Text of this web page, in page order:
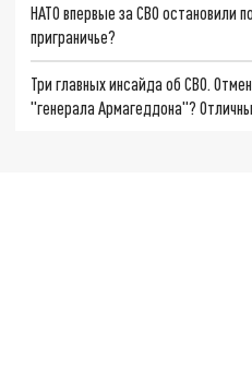
НАТО впервые за СВО остановили
приграничье?
Три главных инсайда об СВО.
"генерала Армагеддона"?